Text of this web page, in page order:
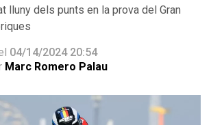
lluny dels punts en la prova del Gran
04/14/2024 20:54
Marc Romero Palau